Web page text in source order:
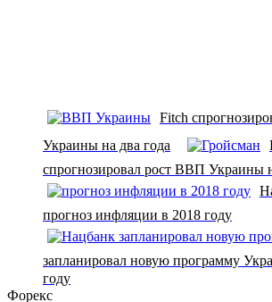
Fitch
Украины на два года
спрогнозировал рост ВВП Украины
прогноз инфляции в 2018 году
запланировал новую программу
году
Форекс